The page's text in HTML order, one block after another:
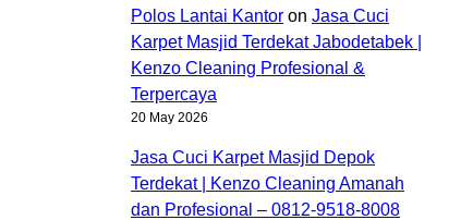
Polos Lantai Kantor on Jasa Cuci
Karpet Masjid Terdekat Jabodetabek |
Kenzo Cleaning Profesional &
Terpercaya
20 May 2026
Jasa Cuci Karpet Masjid Depok
Terdekat | Kenzo Cleaning Amanah
dan Profesional – 0812-9518-8008